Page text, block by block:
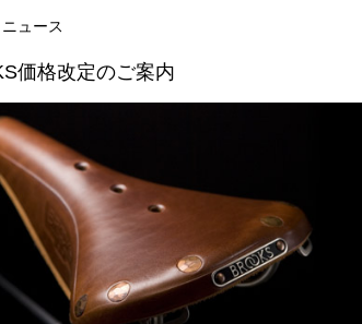
ュース
価格改定のご案内